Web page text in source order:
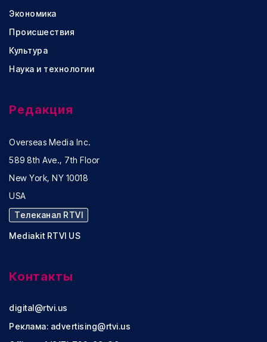
Экономика
Происшествия
Культура
Наука и технологии
Редакция
Overseas Media Inc.
589 8th Ave., 7th Floor
New York, NY 10018
USA
Телеканал RTVI
Mediakit RTVI US
Контакты
digital@rtvi.us
Реклама: advertising@rtvi.us